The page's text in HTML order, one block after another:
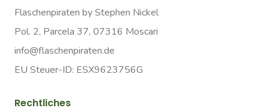
Flaschenpiraten by Stephen Nickel
Pol. 2, Parcela 37, 07316 Moscari
info@flaschenpiraten.de
EU Steuer-ID: ESX9623756G
Rechtliches